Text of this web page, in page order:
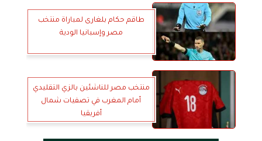
طاقم حكام بلغارى لمباراة منتخب
مصر وإسبانيا الودية
منتخب مصر للناشئين بالزي التقليدي
أمام المغرب في تصفيات شمال
أفريقيا